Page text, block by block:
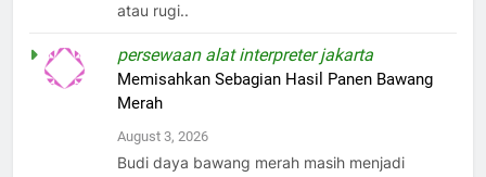
atau rugi..
persewaan alat interpreter jakarta
Memisahkan Sebagian Hasil Panen Bawang
Merah
August 3, 2026
Budi daya bawang merah masih menjadi